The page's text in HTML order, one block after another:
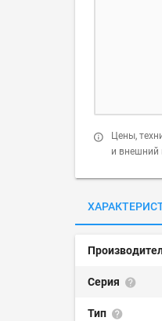
Цены,
и внешний
Серия
Тип